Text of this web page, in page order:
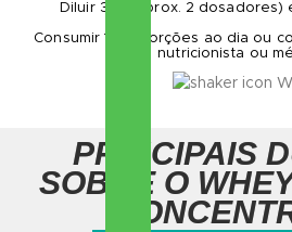
Diluir 34g (aprox. 2 dosadores)
Consumir 1 a 2 porções ao dia ou
nutricionista ou
PRINCIPAIS
SOBRE O